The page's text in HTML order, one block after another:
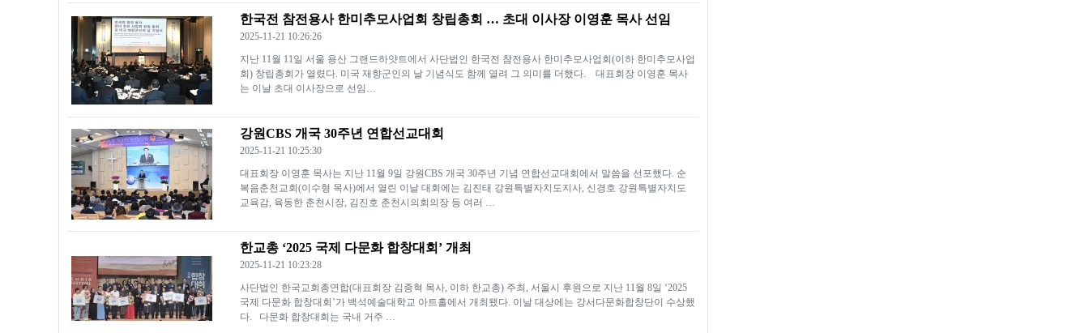
한국전 참전용사 한미추모사업회 창립총회 … 초대 이사장 이영훈 목사 선임
2025-11-21 10:26:26
지난 11월 11일 서울 용산 그랜드하얏트에서 사단법인 한국전 참전용사 한미추모사업회(이하 한미추모사업
회) 창립총회가 열렸다. 미국 재향군인의 날 기념식도 함께 열려 그 의미를 더했다. 대표회장 이영훈 목사
는 이날 초대 이사장으로 선임…
강원CBS 개국 30주년 연합선교대회
2025-11-21 10:25:30
대표회장 이영훈 목사는 지난 11월 9일 강원CBS 개국 30주년 기념 연합선교대회에서 말씀을 선포했다. 순
복음춘천교회(이수형 목사)에서 열린 이날 대회에는 김진태 강원특별자치도지사, 신경호 강원특별자치도
교육감, 육동한 춘천시장, 김진호 춘천시의회의장 등 여러 …
한교총 ‘2025 국제 다문화 합창대회’ 개최
2025-11-21 10:23:28
사단법인 한국교회총연합(대표회장 김종혁 목사, 이하 한교총) 주최, 서울시 후원으로 지난 11월 8일 ‘2025
국제 다문화 합창대회’가 백석예술대학교 아트홀에서 개최됐다. 이날 대상에는 강서다문화합창단이 수상했
다. 다문화 합창대회는 국내 거주 …